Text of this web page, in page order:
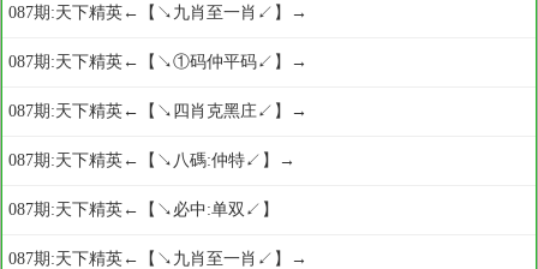
087期:天下精英←【↘九肖至一肖↙】→
087期:天下精英←【↘①码仲平码↙】→
087期:天下精英←【↘四肖克黑庄↙】→
087期:天下精英←【↘八碼:仲特↙】→
087期:天下精英←【↘必中:单双↙】
087期:天下精英←【↘九肖至一肖↙】→